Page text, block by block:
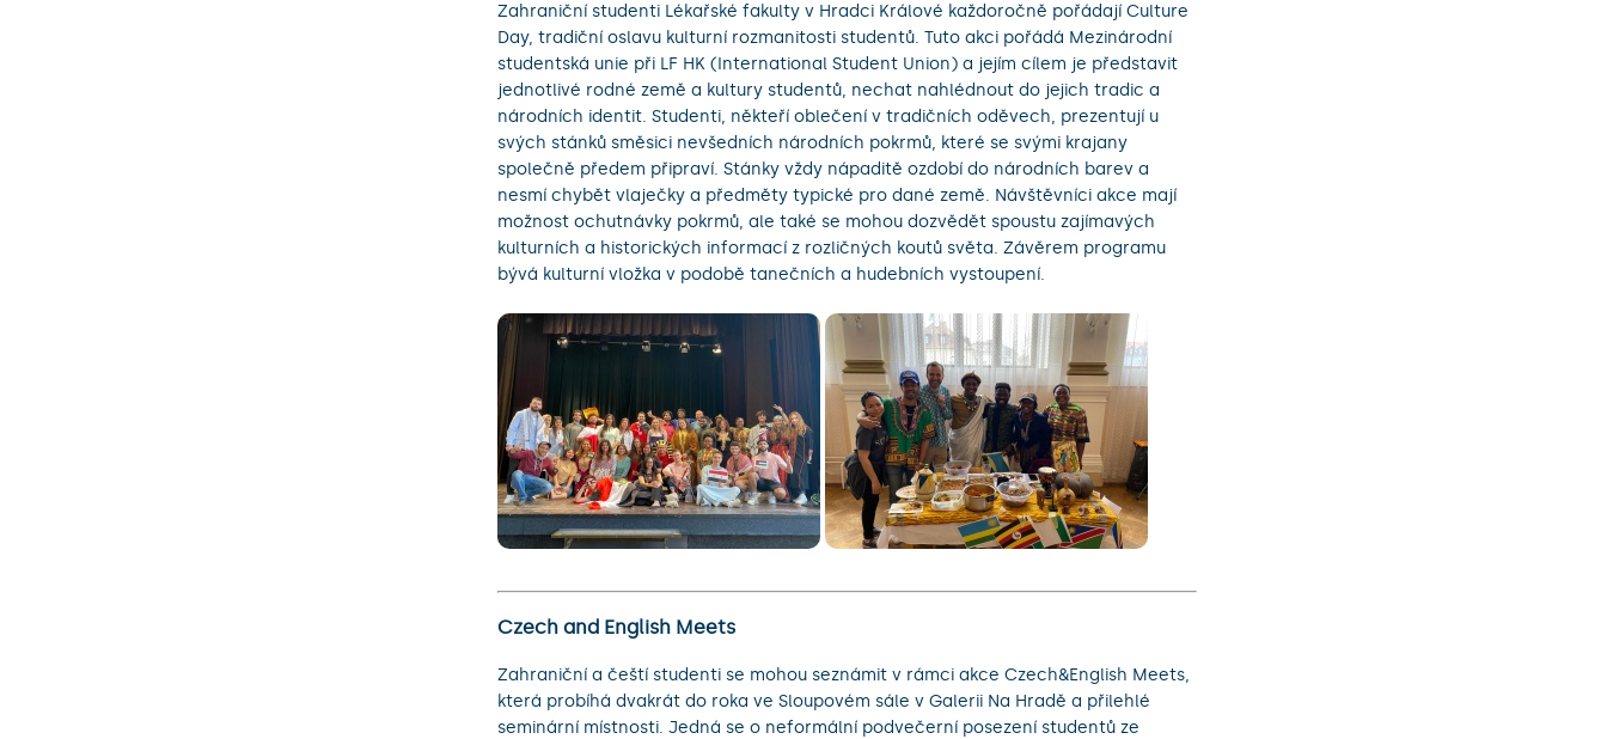
Zahraniční studenti Lékařské fakulty v Hradci Králové každoročně pořádají Culture
Day, tradiční oslavu kulturní rozmanitosti studentů. Tuto akci pořádá Mezinárodní
studentská unie při LF HK (International Student Union) a jejím cílem je představit
jednotlivé rodné země a kultury studentů, nechat nahlédnout do jejich tradic a
národních identit. Studenti, někteří oblečení v tradičních oděvech, prezentují u
svých stánků směsici nevšedních národních pokrmů, které se svými krajany
společně předem připraví. Stánky vždy nápaditě ozdobí do národních barev a
nesmí chybět vlaječky a předměty typické pro dané země. Návštěvníci akce mají
možnost ochutnávky pokrmů, ale také se mohou dozvědět spoustu zajímavých
kulturních a historických informací z rozličných koutů světa. Závěrem programu
bývá kulturní vložka v podobě tanečních a hudebních vystoupení.
Czech and English Meets
Zahraniční a čeští studenti se mohou seznámit v rámci akce Czech&English Meets,
která probíhá dvakrát do roka ve Sloupovém sále v Galerii Na Hradě a přilehlé
seminární místnosti. Jedná se o neformální podvečerní posezení studentů ze